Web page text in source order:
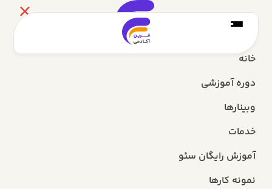
خانه
دوره آموزشی
وبینارها
خدمات
آموزش رایگان سئو
نمونه کارها